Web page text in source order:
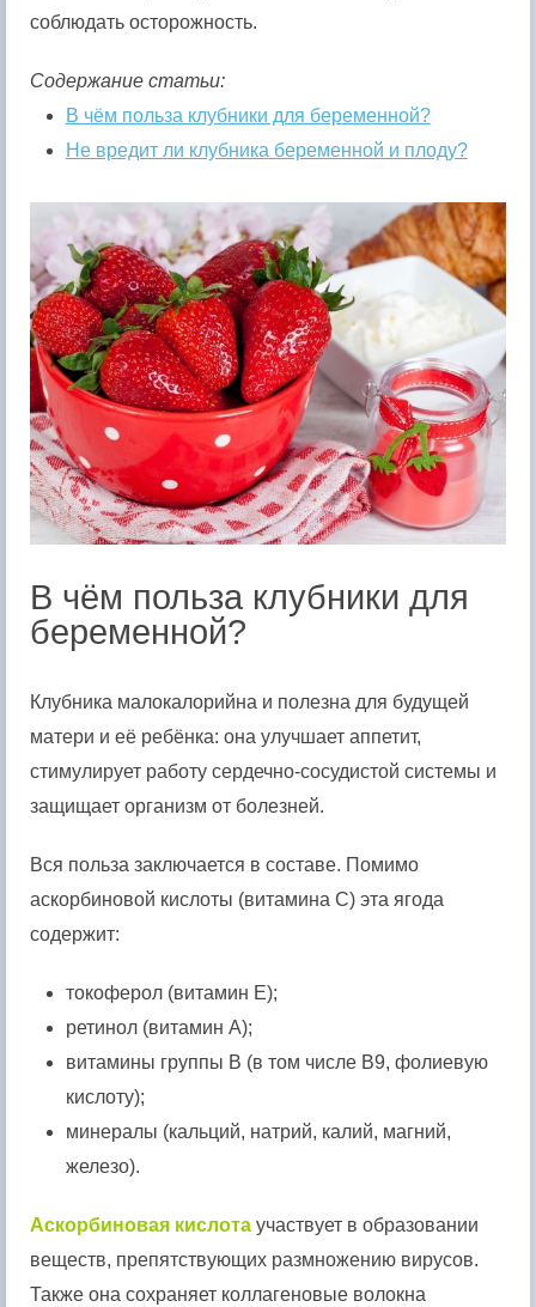
соблюдать осторожность.
Содержание статьи:
В чём польза клубники для беременной?
Не вредит ли клубника беременной и плоду?
В чём польза клубники для
беременной?
Клубника малокалорийна и полезна для будущей
матери и её ребёнка: она улучшает аппетит,
стимулирует работу сердечно-сосудистой системы и
защищает организм от болезней.
Вся польза заключается в составе. Помимо
аскорбиновой кислоты (витамина C) эта ягода
содержит:
токоферол (витамин E);
ретинол (витамин A);
витамины группы B (в том числе B9, фолиевую
кислоту);
минералы (кальций, натрий, калий, магний,
железо).
Аскорбиновая кислота участвует в образовании
веществ, препятствующих размножению вирусов.
Также она сохраняет коллагеновые волокна